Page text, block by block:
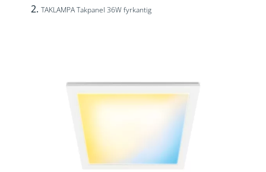
TAKLAMPA Takpanel 36W fyrkantig